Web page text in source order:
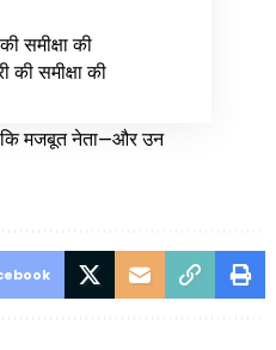
समीक्षा की
की समीक्षा की
कि मजबूत नेता—और उन